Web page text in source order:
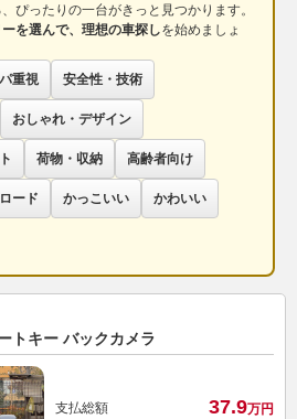
ぴったりの一台がきっと見つかります。
を選んで、理想の車探しを始めましょ
重視 安全性・技術
おしゃれ・デザイン
荷物・収納 高齢者向け
ード かっこいい かわいい
トキー バックカメラ
支払総額 37.9万円